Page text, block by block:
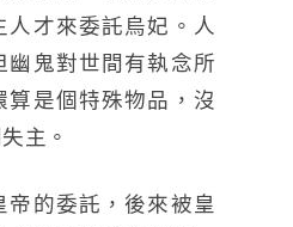
才來委託烏妃。人
幽鬼對世間有執念所
是個特殊物品，沒
主。
的委託，後來被皇